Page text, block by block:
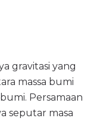
gravitasi yang
massa bumi
Persamaan
seputar masa